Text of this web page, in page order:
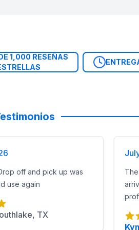
Fort Bend ISD, guarderías y
de entrega ha sido verificado
siguiente, con recogida el
Kingdom y Wild West
para patios más pequeños o
antes de la instalación.
1,000 RESEÑAS
off and pick up was
use again
TX